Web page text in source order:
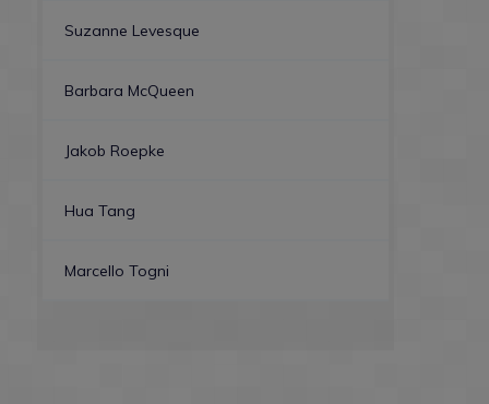
Suzanne Levesque
Barbara McQueen
Jakob Roepke
Hua Tang
Marcello Togni